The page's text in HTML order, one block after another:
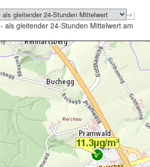
- als gleitender 24-Stunden Mittelwert am